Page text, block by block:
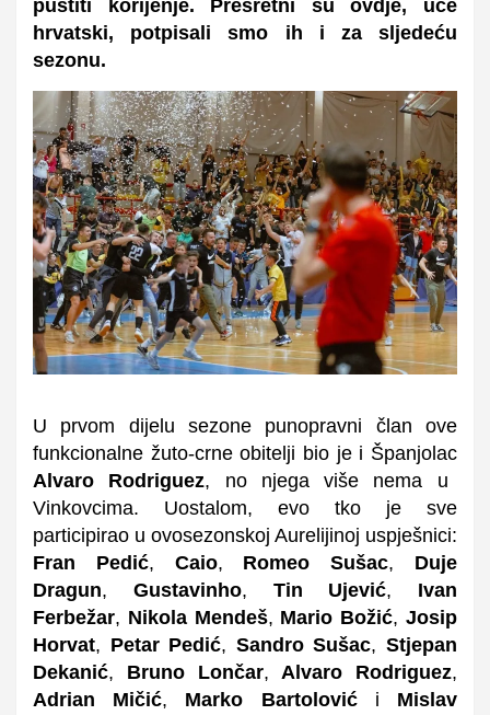
pustiti korijenje. Presretni su ovdje, uče
hrvatski, potpisali smo ih i za sljedeću
sezonu.
U prvom dijelu sezone punopravni član ove
funkcionalne žuto-crne obitelji bio je i Španjolac
Alvaro Rodriguez, no njega više nema u
Vinkovcima. Uostalom, evo tko je sve
participirao u ovosezonskoj Aurelijinoj uspješnici:
Fran Pedić, Caio, Romeo Sušac, Duje
Dragun, Gustavinho, Tin Ujević, Ivan
Ferbežar, Nikola Mendeš, Mario Božić,Josip
Horvat, Petar Pedić, Sandro Sušac,Stjepan
Dekanić, Bruno Lončar,Alvaro Rodriguez,
Adrian Mičić, Marko Bartolovići Mislav